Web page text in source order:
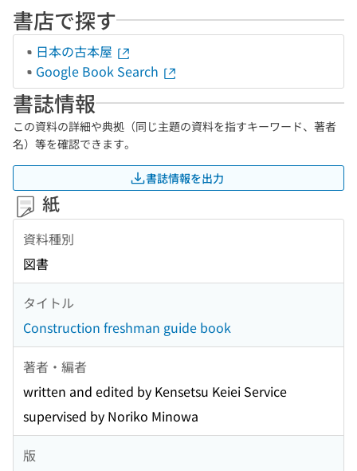
書店で探す
日本の古本屋
Google Book Search
書誌情報
この資料の詳細や典拠（同じ主題の資料を指すキーワード、著者
名）等を確認できます。
書誌情報を出力
紙
資料種別
図書
タイトル
Construction freshman guide book
著者・編者
written and edited by Kensetsu Keiei Service
supervised by Noriko Minowa
版